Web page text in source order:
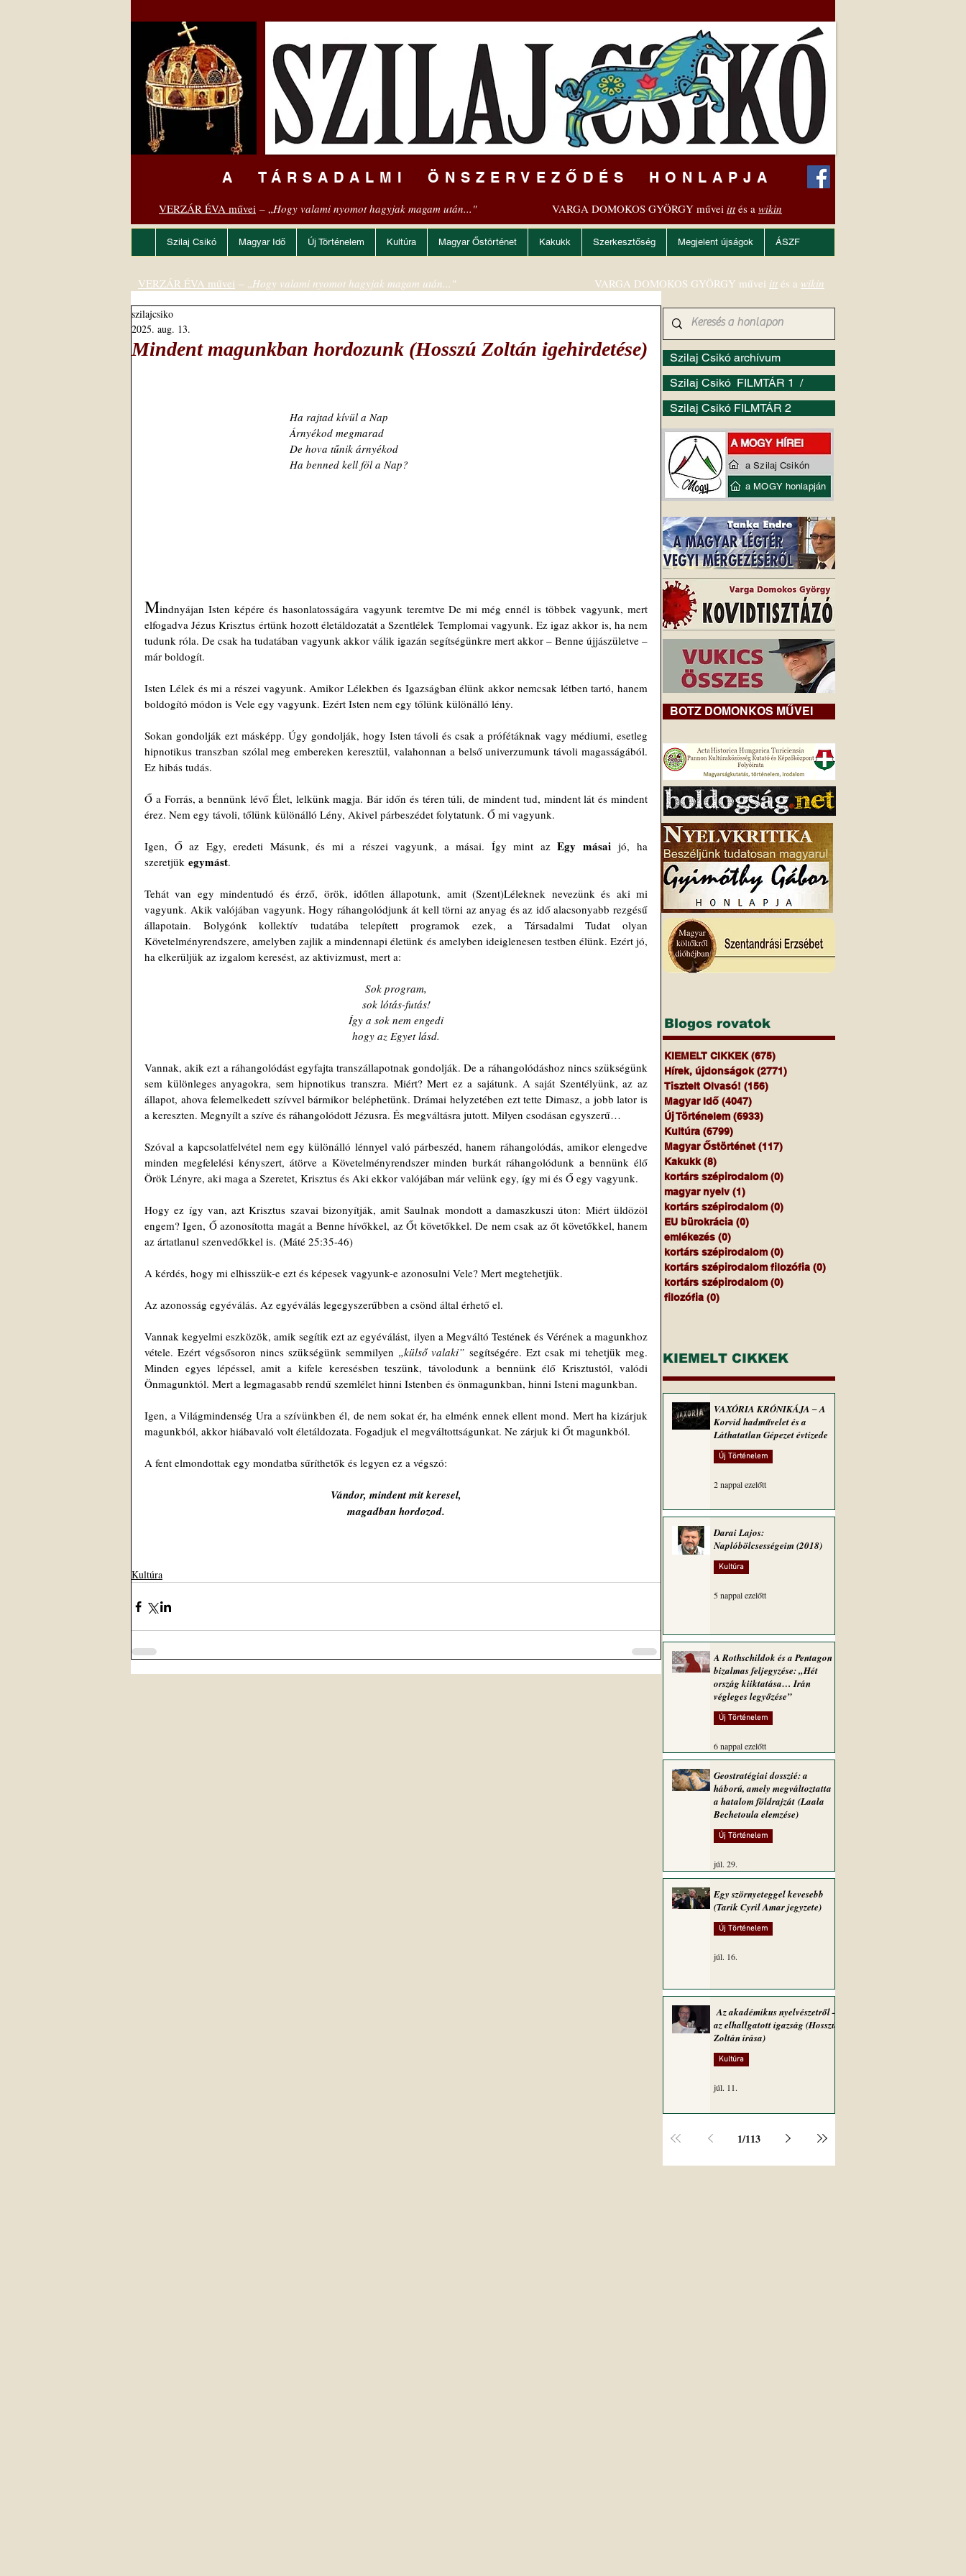
A TÁRSADALMI ÖNSZERVEZŐDÉS HONLAPJA
VERZÁR ÉVA művei – „Hogy valami nyomot hagyjak magam után..." VARGA DOMOKOS GYÖRGY művei ittés a wikin
Szilaj Csikó Magyar Idő Új Történelem Kultúra Magyar Őstörténet Kakukk Szerkesztőség Megjelent újságok ÁSZF
Mindent magunkban hordozunk (Hosszú Zoltán igehirdetése)
szilajcsiko
2025. aug. 13.
Ha rajtad kívül a Nap
Árnyékod megmarad
De hova tűnik árnyékod
Ha benned kell föl a Nap?
Mindnyájan Isten képére és hasonlatosságára vagyunk teremtve De mi még ennél is többek vagyunk, mert
elfogadva Jézus Krisztus értünk hozott életáldozatát a Szentlélek Templomai vagyunk. Ez igaz akkor is, ha nem
tudunk róla. De csak ha tudatában vagyunk akkor válik igazán segítségünkre mert akkor – Benne újjászületve –
már boldogít.
Isten Lélek és mi a részei vagyunk. Amikor Lélekben és Igazságban élünk akkor nemcsak létben tartó, hanem
boldogító módon is Vele egy vagyunk. Ezért Isten nem egy tőlünk különálló lény.
Sokan gondolják ezt másképp. Úgy gondolják, hogy Isten távoli és csak a prófétáknak vagy médiumi, esetleg
hipnotikus transzban szólal meg embereken keresztül, valahonnan a belső univerzumunk távoli magasságából.
Ez hibás tudás.
Ő a Forrás, a bennünk lévő Élet, lelkünk magja. Bár időn és téren túli, de mindent tud, mindent lát és mindent
érez. Nem egy távoli, tőlünk különálló Lény, Akivel párbeszédet folytatunk. Ő mi vagyunk.
Igen, Ő az Egy, eredeti Másunk, és mi a részei vagyunk, a másai. Így mint az Egy másai jó, ha
szeretjük egymást.
Tehát van egy mindentudó és érző, örök, időtlen állapotunk, amit (Szent)Léleknek nevezünk és aki mi
vagyunk. Akik valójában vagyunk. Hogy ráhangolódjunk át kell törni az anyag és az idő alacsonyabb rezgésű
állapotain. Bolygónk kollektív tudatába telepített programok ezek, a Társadalmi Tudat olyan
Követelményrendszere, amelyben zajlik a mindennapi életünk és amelyben ideiglenesen testben élünk. Ezért jó,
ha elkerüljük az izgalom keresést, az aktivizmust, mert a:
Sok program,
sok lótás-futás!
Így a sok nem engedi
hogy az Egyet lásd.
Vannak, akik ezt a ráhangolódást egyfajta transzállapotnak gondolják. De a ráhangolódáshoz nincs szükségünk
sem különleges anyagokra, sem hipnotikus transzra. Miért? Mert ez a sajátunk. A saját Szentélyünk, az az
állapot, ahova felemelkedett szívvel bármikor beléphetünk. Drámai helyzetében ezt tette Dimasz, a jobb lator is
a kereszten. Megnyílt a szíve és ráhangolódott Jézusra. És megváltásra jutott. Milyen csodásan egyszerű…
Szóval a kapcsolatfelvétel nem egy különálló lénnyel való párbeszéd, hanem ráhangolódás, amikor elengedve
minden megfelelési kényszert, átörve a Követelményrendszer minden burkát ráhangolódunk a bennünk élő
Örök Lényre, aki maga a Szeretet, Krisztus és Aki ekkor valójában már velünk egy, így mi és Ő egy vagyunk.
Hogy ez így van, azt Krisztus szavai bizonyítják, amit Saulnak mondott a damaszkuszi úton: Miért üldözöl
engem? Igen, Ő azonosította magát a Benne hívőkkel, az Őt követőkkel. De nem csak az őt követőkkel, hanem
az ártatlanul szenvedőkkel is. (Máté 25:35-46)
A kérdés, hogy mi elhisszük-e ezt és képesek vagyunk-e azonosulni Vele? Mert megtehetjük.
Az azonosság egyéválás. Az egyéválás legegyszerűbben a csönd által érhető el.
Vannak kegyelmi eszközök, amik segítik ezt az egyéválást, ilyen a Megváltó Testének és Vérének a magunkhoz
vétele. Ezért végsősoron nincs szükségünk semmilyen „külső valaki” segítségére. Ezt csak mi tehetjük meg.
Minden egyes lépéssel, amit a kifele keresésben teszünk, távolodunk a bennünk élő Krisztustól, valódi
Önmagunktól. Mert a legmagasabb rendű szemlélet hinni Istenben és önmagunkban, hinni Isteni magunkban.
Igen, a Világmindenség Ura a szívünkben él, de nem sokat ér, ha elménk ennek ellent mond. Mert ha kizárjuk
magunkból, akkor hiábavaló volt életáldozata. Fogadjuk el megváltottságunkat. Ne zárjuk ki Őt magunkból.
A fent elmondottak egy mondatba sűríthetők és legyen ez a végszó:
Vándor, mindent mit keresel,
magadban hordozod.
Kultúra
Szilaj Csikó archívum
Szilaj Csikó FILMTÁR 1 /
Szilaj Csikó FILMTÁR 2
VERZÁR ÉVA művei – „Hogy valami nyomot hagyjak magam után..." VARGA DOMOKOS GYÖRGY művei itt és a wikin
BOTZ DOMONKOS MŰVEI
Blogos rovatok
KIEMELT CIKKEK (675)
Hírek, újdonságok (2771)
Tisztelt Olvasó! (156)
Magyar Idő (4047)
Új Történelem (6933)
Kultúra (6799)
Magyar Őstörténet (117)
Kakukk (8)
kortárs szépirodalom (0)
magyar nyelv (1)
kortárs szépirodalom (0)
EU bürokrácia (0)
emlékezés (0)
kortárs szépirodalom (0)
kortárs szépirodalom filozófia (0)
kortárs szépirodalom (0)
filozófia (0)
KIEMELT CIKKEK
VAXÓRIA KRÓNIKÁJA ‒ A
Korvid hadművelet és a
Láthatatlan Gépezet évtizede
Új Történelem
2 nappal ezelőtt
Darai Lajos:
Naplóbölcsességeim (2018)
Kultúra
5 nappal ezelőtt
A Rothschildok és a Pentagon
bizalmas feljegyzése: „Hét
ország kiiktatása… Irán
végleges legyőzése”
Új Történelem
6 nappal ezelőtt
Geostratégiai dosszié: a
háború, amely megváltoztatta
a hatalom földrajzát (Laala
Bechetoula elemzése)
Új Történelem
júl. 29.
Egy szörnyeteggel kevesebb
(Tarik Cyril Amar jegyzete)
Új Történelem
júl. 16.
Az akadémikus nyelvészetről –
az elhallgatott igazság (Hosszú
Zoltán írása)
Kultúra
júl. 11.
1/113
a Szilaj Csikón
a MOGY honlapján